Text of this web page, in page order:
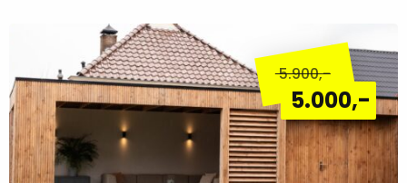
5.900,-
5.000,-
over